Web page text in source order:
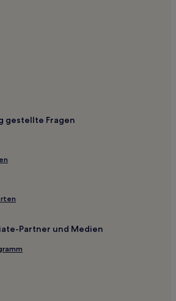
Pearland
nahe Sugar Land Town
Frühstück in Atascocita
Houston
Austin
in Austin
in Austin
gestellte Fragen
Partner und Medien